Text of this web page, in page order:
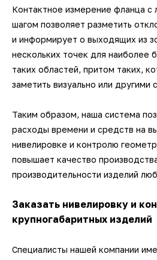
Контактное измерение фланца
шагом позволяет разметить
и информирует о выходящих из
нескольких точек для наиболее
таких областей, притом таких,
заметить визуально или другими
Таким образом, наша система
расходы времени и средств на
нивелировке и контролю
повышает качество
производительности изделий
Заказать нивелировку и
крупногабаритных изделий
Специалисты нашей компании